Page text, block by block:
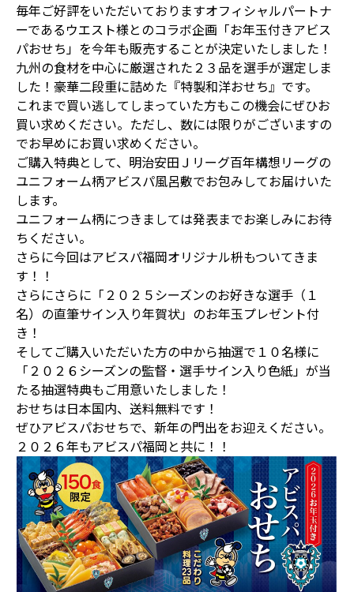
毎年ご好評をいただいておりますオフィシャルパートナ
ーであるウエスト様とのコラボ企画「お年玉付きアビス
パおせち」を今年も販売することが決定いたしました！
九州の食材を中心に厳選された２３品を選手が選定しま
した！豪華二段重に詰めた『特製和洋おせち』です。
これまで買い逃してしまっていた方もこの機会にぜひお
買い求めください。ただし、数には限りがございますの
でお早めにお買い求めください。
ご購入特典として、明治安田Ｊリーグ百年構想リーグの
ユニフォーム柄アビスパ風呂敷でお包みしてお届けいた
します。
ユニフォーム柄につきましては発表までお楽しみにお待
ちください。
さらに今回はアビスパ福岡オリジナル枡もついてきま
す！！
さらにさらに「２０２５シーズンのお好きな選手（１
名）の直筆サイン入り年賀状」のお年玉プレゼント付
き！
そしてご購入いただいた方の中から抽選で１０名様に
「２０２６シーズンの監督・選手サイン入り色紙」が当
たる抽選特典もご用意いたしました！
おせちは日本国内、送料無料です！
ぜひアビスパおせちで、新年の門出をお迎えください。
２０２６年もアビスパ福岡と共に！！